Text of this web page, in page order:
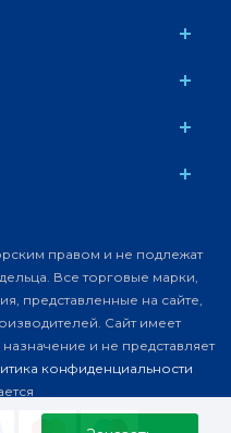
правом и не подлежат
Все торговые марки,
представленные на сайте,
Сайт имеет
и не представляет
конфиденциальности